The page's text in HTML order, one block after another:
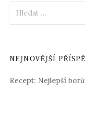
NEJNOVĚJŠÍ
Recept: Nejlepší